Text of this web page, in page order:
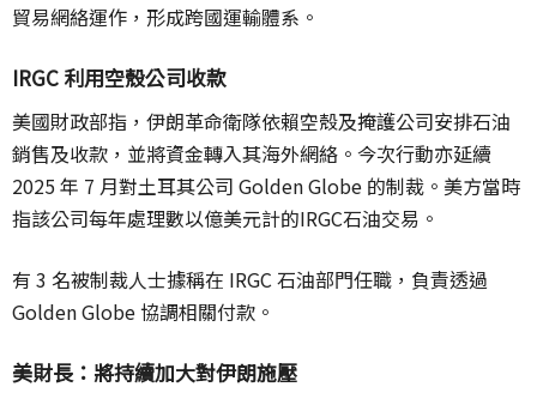
貿易網絡運作，形成跨國運輸體系。
IRGC 利用空殼公司收款
美國財政部指，伊朗革命衛隊依賴空殼及掩護公司安排石油
銷售及收款，並將資金轉入其海外網絡。今次行動亦延續
2025 年 7 月對土耳其公司 Golden Globe 的制裁。美方當時
指該公司每年處理數以億美元計的IRGC石油交易。
有 3 名被制裁人士據稱在 IRGC 石油部門任職，負責透過
Golden Globe 協調相關付款。
美財長：將持續加大對伊朗施壓